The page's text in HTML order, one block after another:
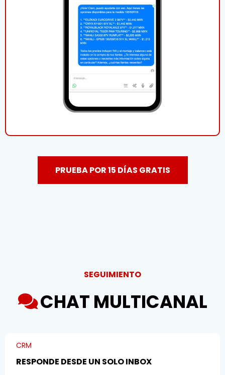
PRUEBA POR 15 DÍAS GRATIS
SEGUIMIENTO
CHAT MULTICANAL
CRM
RESPONDE DESDE UN SOLO INBOX